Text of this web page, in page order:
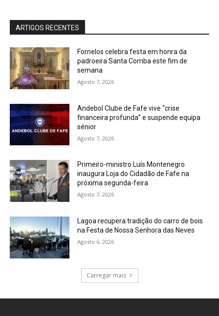
ARTIGOS RECENTES
Fornelos celebra festa em honra da
padroeira Santa Comba este fim de
semana
Agosto 7, 2026
Andebol Clube de Fafe vive “crise
financeira profunda” e suspende equipa
sénior
Agosto 7, 2026
Primeiro-ministro Luís Montenegro
inaugura Loja do Cidadão de Fafe na
próxima segunda-feira
Agosto 7, 2026
Lagoa recupera tradição do carro de bois
na Festa de Nossa Senhora das Neves
Agosto 6, 2026
Carregar mais